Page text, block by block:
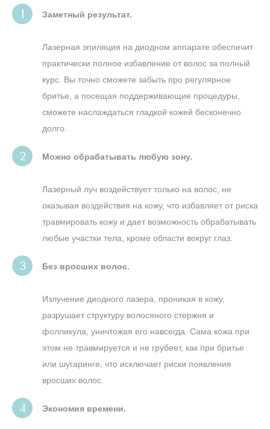
Заметный результат.
Лазерная эпиляция на диодном аппарате обеспечит
практически полное избавление от волос за полный
курс. Вы точно сможете забыть про регулярное
бритье, а посещая поддерживающие процедуры,
сможете наслаждаться гладкой кожей бесконечно
долго.
Можно обрабатывать любую зону.
Лазерный луч воздействует только на волос, не
оказывая воздействия на кожу, что избавляет от риска
травмировать кожу и дает возможность обрабатывать
любые участки тела, кроме области вокруг глаз.
Без вросших волос.
Излучение диодного лазера, проникая в кожу,
разрушает структуру волосяного стержня и
фолликула, уничтожая его навсегда. Сама кожа при
этом не травмируется и не грубеет, как при бритье
или шугаринге, что исключает риски появления
вросших волос.
Экономия времени.